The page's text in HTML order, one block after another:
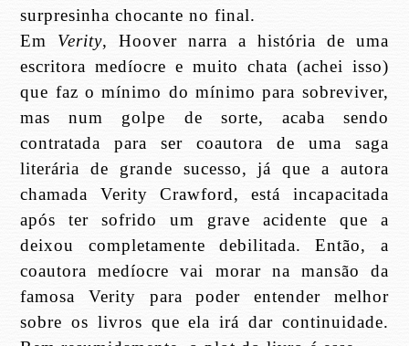
surpresinha chocante no final.
Em Verity, Hoover narra a história de uma
escritora medíocre e muito chata (achei isso)
que faz o mínimo do mínimo para sobreviver,
mas num golpe de sorte, acaba sendo
contratada para ser coautora de uma saga
literária de grande sucesso, já que a autora
chamada Verity Crawford, está incapacitada
após ter sofrido um grave acidente que a
deixou completamente debilitada. Então, a
coautora medíocre vai morar na mansão da
famosa Verity para poder entender melhor
sobre os livros que ela irá dar continuidade.